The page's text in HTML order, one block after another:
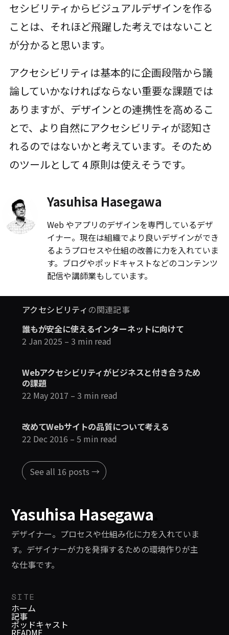
セシビリティからビジュアルデザインを作る
ことは、それほど飛躍した考えではないこと
が分かると思います。
アクセシビリティは基本的に企画段階から議
論していかなければならない重要な課題では
ありますが、デザインとの連携性を高めるこ
とで、より自然にアクセシビリティが認知さ
れるのではないかと考えています。そのため
のツールとして 4 原則は使えそうです。
Yasuhisa Hasegawa
Web やアプリのデザインを専門しているデザ
イナー。現在は組織でより良いデザインができ
るようプロセスや仕組の改善に力を入れていま
す。ブログやポッドキャストなどのコンテンツ
配信や講師業もしています。
アクセシビリティ の関連記事
誰もが安全に使えるインターネットに向けて
2 Jan 2025 – 3 min read
Webアクセシビリティがビジネスと付き合うため
の課題
22 May 2017 – 3 min read
改めてWebサイトの品質について考える
22 Dec 2016 – 5 min read
See all 16 posts →
Yasuhisa Hasegawa
デザイナー。プロセスや仕組み化に力を入れていま
す。デザイナーが力を発揮するための環境作りが主
な仕事です。
SITE
ホーム
記事
ポッドキャスト
README